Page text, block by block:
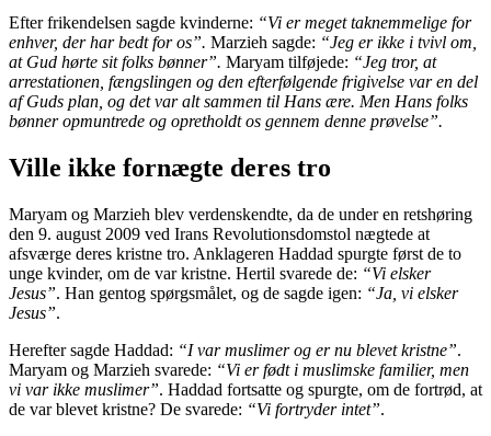
Efter frikendelsen sagde kvinderne: “Vi er meget taknemmelige for
enhver, der har bedt for os”. Marzieh sagde: “Jeg er ikke i tvivl om,
at Gud hørte sit folks bønner”. Maryam tilføjede: “Jeg tror, at
arrestationen, fængslingen og den efterfølgende frigivelse var en del
af Guds plan, og det var alt sammen til Hans ære. Men Hans folks
bønner opmuntrede og opretholdt os gennem denne prøvelse”.
Ville ikke fornægte deres tro
Maryam og Marzieh blev verdenskendte, da de under en retshøring
den 9. august 2009 ved Irans Revolutionsdomstol nægtede at
afsværge deres kristne tro. Anklageren Haddad spurgte først de to
unge kvinder, om de var kristne. Hertil svarede de: “Vi elsker
Jesus”. Han gentog spørgsmålet, og de sagde igen: “Ja, vi elsker
Jesus”.
Herefter sagde Haddad: “I var muslimer og er nu blevet kristne”.
Maryam og Marzieh svarede: “Vi er født i muslimske familier, men
vi var ikke muslimer”. Haddad fortsatte og spurgte, om de fortrød, at
de var blevet kristne? De svarede: “Vi fortryder intet”.